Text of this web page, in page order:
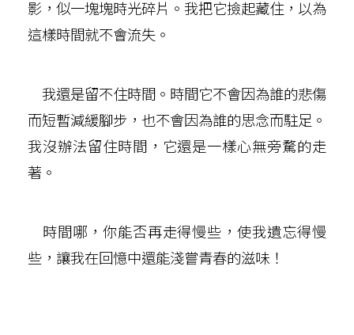
影，似一塊塊時光碎片。我把它撿起藏住，以為
這樣時間就不會流失。
我還是留不住時間。時間它不會因為誰的悲傷
而短暫減緩腳步，也不會因為誰的思念而駐足。
我沒辦法留住時間，它還是一樣心無旁騖的走
著。
時間哪，你能否再走得慢些，使我遺忘得慢
些，讓我在回憶中還能淺嘗青春的滋味！